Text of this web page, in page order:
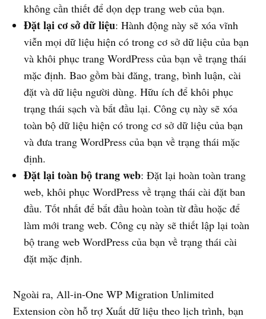
không cần thiết để dọn dẹp trang web của bạn.
Đặt lại cơ sở dữ liệu: Hành động này sẽ xóa vĩnh
viễn mọi dữ liệu hiện có trong cơ sở dữ liệu của bạn
và khôi phục trang WordPress của bạn về trạng thái
mặc định. Bao gồm bài đăng, trang, bình luận, cài
đặt và dữ liệu người dùng. Hữu ích để khôi phục
trạng thái sạch và bắt đầu lại. Công cụ này sẽ xóa
toàn bộ dữ liệu hiện có trong cơ sở dữ liệu của bạn
và đưa trang WordPress của bạn về trạng thái mặc
định.
Đặt lại toàn bộ trang web: Đặt lại hoàn toàn trang
web, khôi phục WordPress về trạng thái cài đặt ban
đầu. Tốt nhất để bắt đầu hoàn toàn từ đầu hoặc để
làm mới trang web. Công cụ này sẽ thiết lập lại toàn
bộ trang web WordPress của bạn về trạng thái cài
đặt mặc định.
Ngoài ra, All-in-One WP Migration Unlimited
Extension còn hỗ trợ Xuất dữ liệu theo lịch trình, bạn